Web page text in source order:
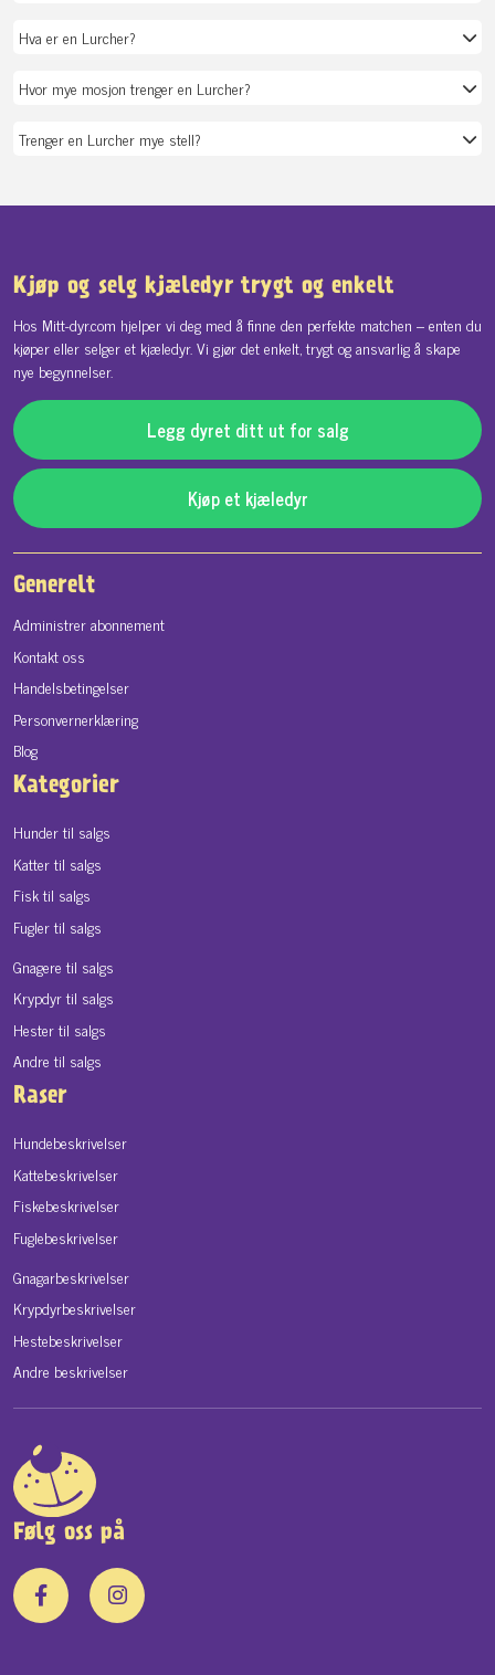
Hva er en Lurcher?
Hvor mye mosjon trenger en Lurcher?
Trenger en Lurcher mye stell?
Kjøp og selg kjæledyr trygt og enkelt
Hos Mitt-dyr.com hjelper vi deg med å finne den perfekte matchen – enten du
kjøper eller selger et kjæledyr. Vi gjør det enkelt, trygt og ansvarlig å skape
nye begynnelser.
Legg dyret ditt ut for salg
Kjøp et kjæledyr
Generelt
Administrer abonnement
Kontakt oss
Handelsbetingelser
Personvernerklæring
Blog
Kategorier
Hunder til salgs
Katter til salgs
Fisk til salgs
Fugler til salgs
Gnagere til salgs
Krypdyr til salgs
Hester til salgs
Andre til salgs
Raser
Hundebeskrivelser
Kattebeskrivelser
Fiskebeskrivelser
Fuglebeskrivelser
Gnagarbeskrivelser
Krypdyrbeskrivelser
Hestebeskrivelser
Andre beskrivelser
Følg oss på